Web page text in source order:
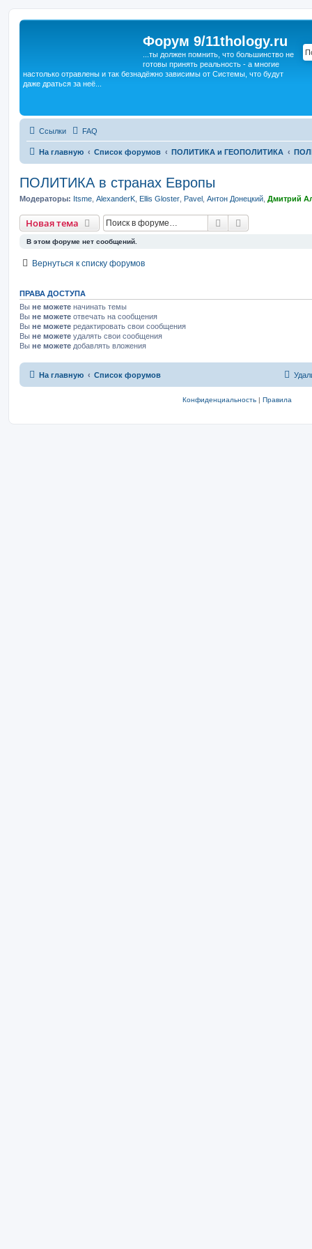
Форум 9/11thology.ru
...ты должен помнить, что большинство не
готовы принять реальность - а многие
настолько отравлены и так безнадёжно зависимы от Системы, что будут
даже драться за неё...
Ссылки FAQ
На главную Список форумов ПОЛИТИКА и ГЕОПОЛИТИКА
ПОЛИТИКА в странах Европы
Модераторы: Itsme AlexanderK Ellis Gloster Pavel Антон Донецкий Дмитрий
Новая тема Поиск
В этом форуме нет сообщений.
Вернуться к списку форумов
ПРАВА ДОСТУПА
Вы не можете начинать темы
Вы не можете отвечать на сообщения
Вы не можете редактировать свои сообщения
Вы не можете удалять свои сообщения
Вы не можете добавлять вложения
На главную Список форумов
Конфиденциальность | Правила